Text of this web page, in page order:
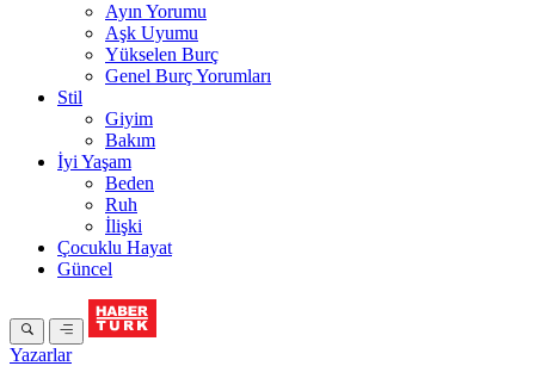
Ayın Yorumu
Aşk Uyumu
Yükselen Burç
Genel Burç Yorumları
Stil
Giyim
Bakım
İyi Yaşam
Beden
Ruh
İlişki
Çocuklu Hayat
Güncel
Yazarlar